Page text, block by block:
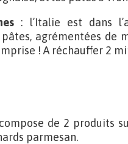
: l’Italie est dans
agrémentées de
! A réchauffer 2
de 2 produits
parmesan.